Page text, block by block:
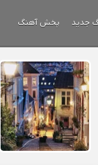
جدید پخش آهنگ